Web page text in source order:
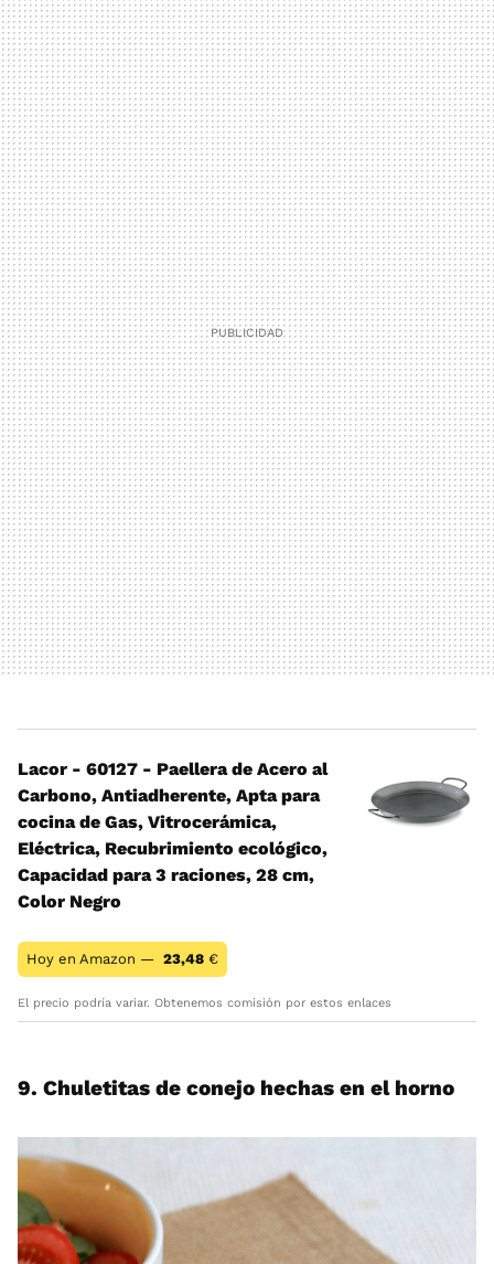
Lacor - 60127 - Paellera de Acero al
Carbono, Antiadherente, Apta para
cocina de Gas, Vitrocerámica,
Eléctrica, Recubrimiento ecológico,
Capacidad para 3 raciones, 28 cm,
Color Negro
Hoy en Amazon — 23,48 €
El precio podría variar. Obtenemos comisión por estos enlaces
9. Chuletitas de conejo hechas en el horno